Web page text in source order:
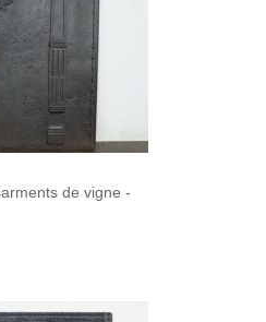
de vigne -